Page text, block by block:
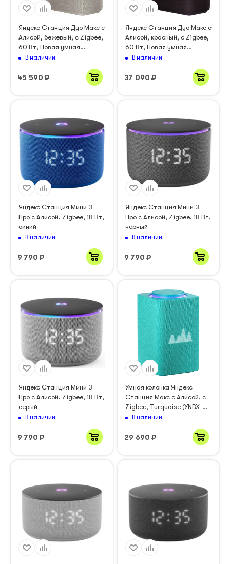
Яндекс Станция Дуо Макс с
Алисой, бежевый, с Zigbee,
60 Вт, Новая умная
колонка
В наличии
45 590 ₽
Яндекс Станция Дуо Макс с
Алисой, красный, с Zigbee,
60 Вт, Новая умная
колонка
В наличии
37 090 ₽
Яндекс Станция Мини 3
Про с Алисой, Zigbee, 18 Вт,
синий
В наличии
9 790 ₽
Яндекс Станция Мини 3
Про с Алисой, Zigbee, 18 Вт,
черный
В наличии
9 790 ₽
Яндекс Станция Мини 3
Про с Алисой, Zigbee, 18 Вт,
серый
В наличии
9 790 ₽
Умная колонка Яндекс
Станция Макс с Алисой, с
Zigbee, Turquoise (YNDX-
00053TRQ)
В наличии
29 690 ₽